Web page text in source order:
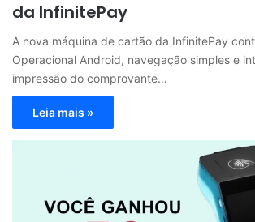
da InfinitePay
A nova máquina de cartão da InfinitePay
Operacional Android, navegação simples e
impressão do comprovante…
Leia mais »